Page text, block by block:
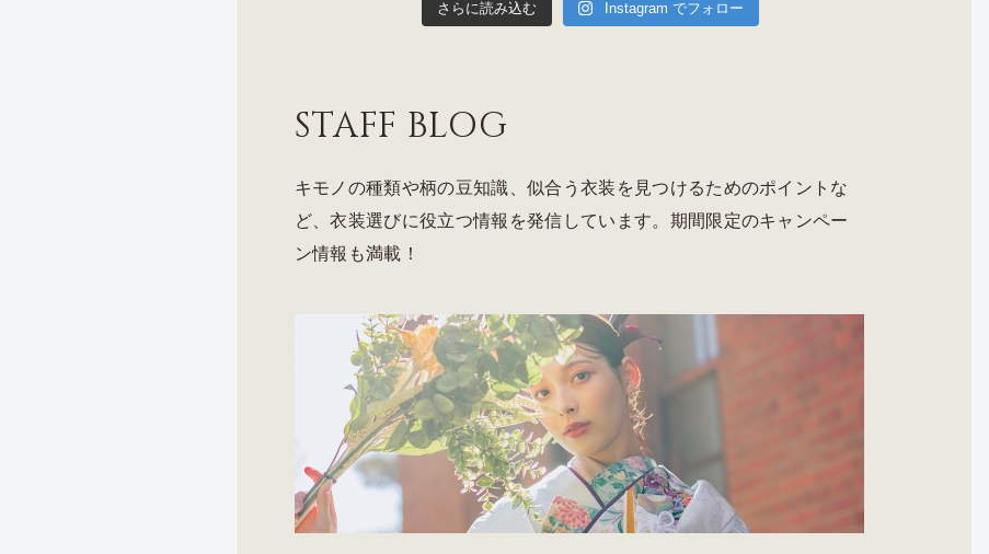
さらに読み込む Instagram でフォロー
STAFF BLOG
キモノの種類や柄の豆知識、似合う衣装を見つけるためのポイントな
ど、衣装選びに役立つ情報を発信しています。期間限定のキャンペー
ン情報も満載！